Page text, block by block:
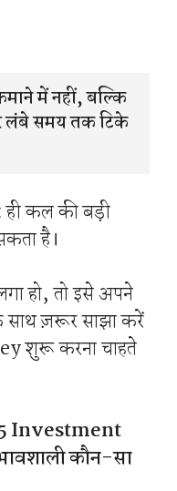
में नहीं, बल्कि
लंबे समय तक टिके
कल की बड़ी
है।
हो, तो इसे अपने
साथ ज़रूर साझा करें
शुरू करना चाहते
Investment
कौन-सा